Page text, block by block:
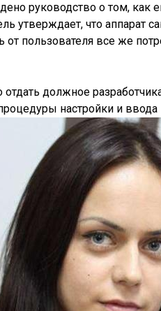
руководство о том, как
утверждает, что аппарат
от пользователя все же
должное
настройки и ввода